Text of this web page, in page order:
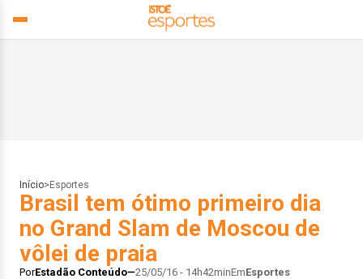
Início> Esportes
Brasil tem ótimo primeiro dia
no Grand Slam de Moscou de
vôlei de praia
PorEstadão Conteúdo 25/05/16 - 14h42minEmEsportes